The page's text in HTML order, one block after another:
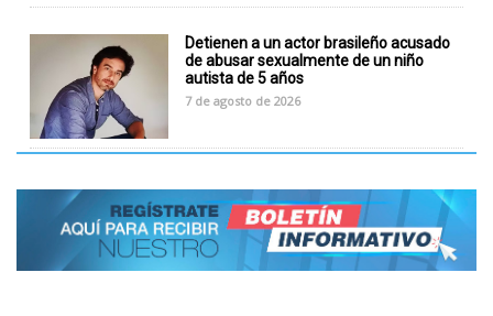
Detienen a un actor brasileño acusado
de abusar sexualmente de un niño
autista de 5 años
7 de agosto de 2026